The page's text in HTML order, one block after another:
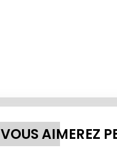
VOUS AIMEREZ